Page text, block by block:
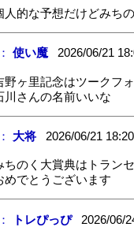
人的な予想だけどみち
使い魔2026/06/21
野ヶ里記念はツークフ
川さんの名前いいな
大将2026/06/21
ちのく大賞典はトラン
めでとうございます
トレぴっぴ2026/06/